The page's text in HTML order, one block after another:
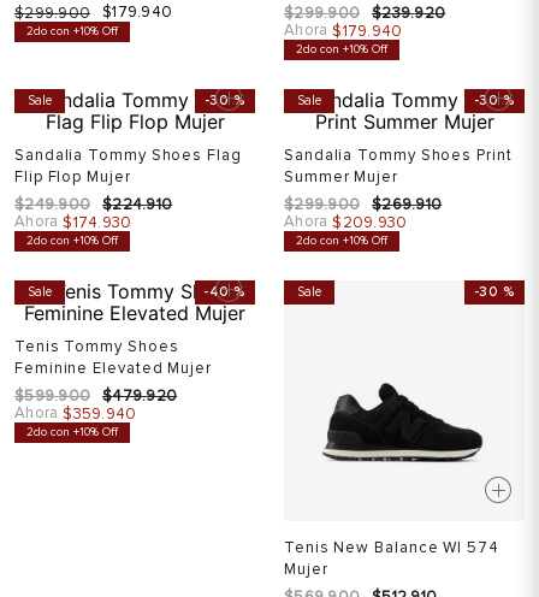
$299.900 $179.940
2do con +10% Off
$299.900 $239.920
Ahora $179.940
2do con +10% Off
Sale -30 %
Sandalia Tommy Shoes Flag
Flip Flop Mujer
$249.900 $224.910
Ahora $174.930
2do con +10% Off
Sale -30 %
Sandalia Tommy Shoes Print
Summer Mujer
$299.900 $269.910
Ahora $209.930
2do con +10% Off
Sale -40 %
Tenis Tommy Shoes
Feminine Elevated Mujer
$599.900 $479.920
Ahora $359.940
2do con +10% Off
Sale -30 %
Tenis New Balance Wl 574
Mujer